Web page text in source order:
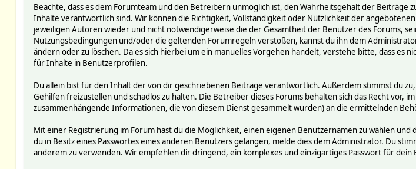
Beachte, dass es dem Forumteam und den Betreibern unmöglich ist, den Wahrheitsgehalt der
Inhalte verantwortlich sind. Wir können die Richtigkeit, Vollständigkeit oder Nützlichkeit der
jeweiligen Autoren wieder und nicht notwendigerweise die der Gesamtheit der Benutzer des Forums,
Nutzungsbedingungen und/oder die geltenden Forumregeln verstoßen, kannst du ihn dem
ändern oder zu löschen. Da es sich hierbei um ein manuelles Vorgehen handelt, verstehe bitte, dass
für Inhalte in Benutzerprofilen.
Du allein bist für den Inhalt der von dir geschriebenen Beiträge verantwortlich. Außerdem stimmst du
Gehilfen freizustellen und schadlos zu halten. Die Betreiber dieses Forums behalten sich das Recht
zusammenhängende Informationen, die von diesem Dienst gesammelt wurden) an die ermittelnden
Mit einer Registrierung im Forum hast du die Möglichkeit, einen eigenen Benutzernamen zu wählen
du in Besitz eines Passwortes eines anderen Benutzers gelangen, melde dies dem Administrator. Du
anderem zu verwenden. Wir empfehlen dir dringend, ein komplexes und einzigartiges Passwort für